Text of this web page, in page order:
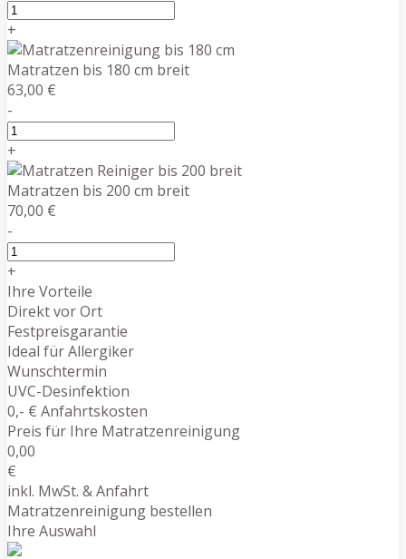
+
Matratzen bis 180 cm breit
63,00 €
-
+
Matratzen bis 200 cm breit
70,00 €
-
+
Ihre Vorteile
Direkt vor Ort
Festpreisgarantie
Ideal für Allergiker
Wunschtermin
UVC-Desinfektion
0,- € Anfahrtskosten
Preis für Ihre Matratzenreinigung
0,00
€
inkl. MwSt. & Anfahrt
Matratzenreinigung bestellen
Ihre Auswahl